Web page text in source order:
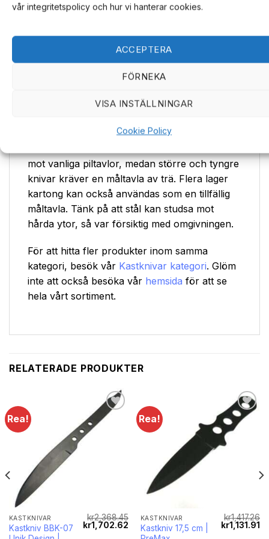
vår integritetspolicy och hur vi hanterar cookies.
ACCEPTERA
FÖRNEKA
VISA INSTÄLLNINGAR
Cookie Policy
Kastknivar är inte leksaker och bör hanteras
människor eller djur. Användningen av
kastknivar kräver försiktighet och ansvar, men
mot vanliga piltavlor, medan större och tyngre
knivar kräver en måltavla av trä. Flera lager
kartong kan också användas som en tillfällig
måltavla. Tänk på att stål kan studsa mot
hårda ytor, så var försiktig med omgivningen.
För att hitta fler produkter inom samma
kategori, besök vår Kastknivar kategori. Glöm
inte att också besöka vår hemsida för att se
hela vårt sortiment.
RELATERADE PRODUKTER
Rea!
KASTKNIVAR
Kastkniv BBK-07
kr2,368.45
Det
ursprungliga
kr1,702.62 Det
nuvarande
Rea!
KASTKNIVAR
Kastkniv 17,5 cm |
kr1,417.26
Det
ursprungliga
kr1,131.91